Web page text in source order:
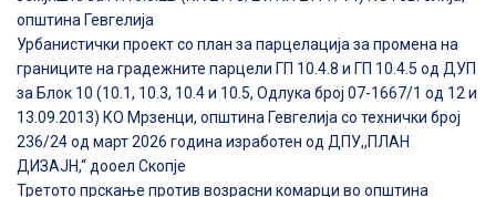
општина Гевгелија
Урбанистички проект со план за парцелација за промена на
границите на градежните парцели ГП 10.4.8 и ГП 10.4.5 од ДУП
за Блок 10 (10.1, 10.3, 10.4 и 10.5, Одлука број 07-1667/1 од 12 и
13.09.2013) КО Мрзенци, општина Гевгелија со технички број
236/24 од март 2026 година изработен од ДПУ,,ПЛАН
ДИЗАЈН,“ дооел Скопје
Третото прскање против возрасни комарци во општина